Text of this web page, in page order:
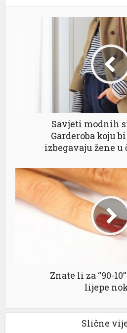
Savjeti modnih
Garderoba koju
izbegavaju žene
Znate li za “90-
lijepe
Slične